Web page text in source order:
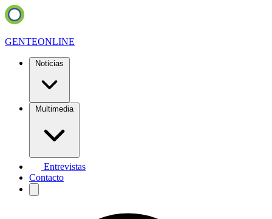
GENTEONLINE
Noticias
Multimedia
Entrevistas
Contacto